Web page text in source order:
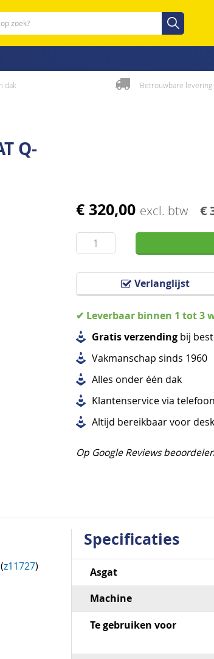
Zoeken
dak Betrouwbare levering
Q-
€ 320,00 excl. btw €
Verlanglijst
✔ Leverbaar binnen 1 tot 3
Gratis verzending bij
Vakmanschap sinds 1960
Alles onder één dak
Klantenservice via
Altijd bereikbaar voor
Op Google Reviews
z11727)
Specificaties
Specificaties
Asgat
Machine
Te gebruiken voor